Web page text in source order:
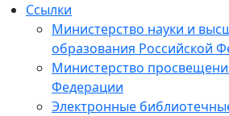
Ссылки
Министерство науки и
образования Российской
Министерство
Федерации
Электронные